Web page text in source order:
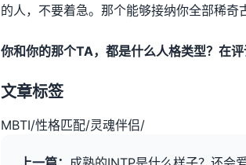
的人，不要着急。那个能够接纳你全部稀奇
你和你的那个TA，都是什么人格类型？在
文章标签
MBTI/性格匹配/灵魂伴侣/